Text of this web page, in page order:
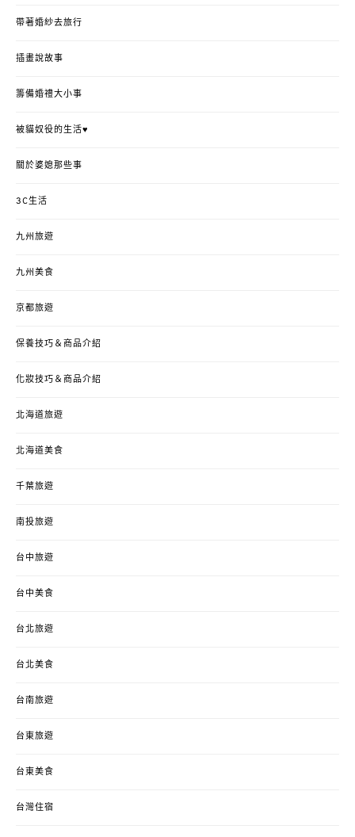
帶著婚紗去旅行
插畫說故事
籌備婚禮大小事
被貓奴役的生活♥
關於婆媳那些事
3C生活
九州旅遊
九州美食
京都旅遊
保養技巧＆商品介紹
化妝技巧＆商品介紹
北海道旅遊
北海道美食
千葉旅遊
南投旅遊
台中旅遊
台中美食
台北旅遊
台北美食
台南旅遊
台東旅遊
台東美食
台灣住宿